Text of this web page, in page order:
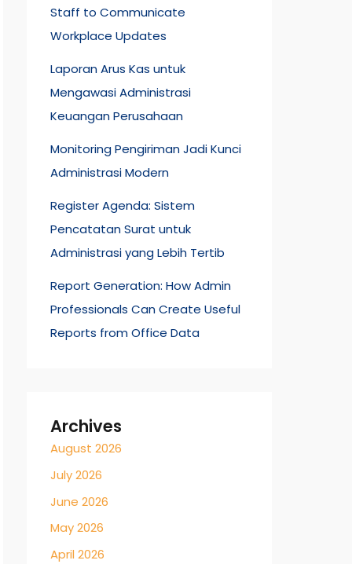
Staff to Communicate
Workplace Updates
Laporan Arus Kas untuk
Mengawasi Administrasi
Keuangan Perusahaan
Monitoring Pengiriman Jadi Kunci
Administrasi Modern
Register Agenda: Sistem
Pencatatan Surat untuk
Administrasi yang Lebih Tertib
Report Generation: How Admin
Professionals Can Create Useful
Reports from Office Data
Archives
August 2026
July 2026
June 2026
May 2026
April 2026